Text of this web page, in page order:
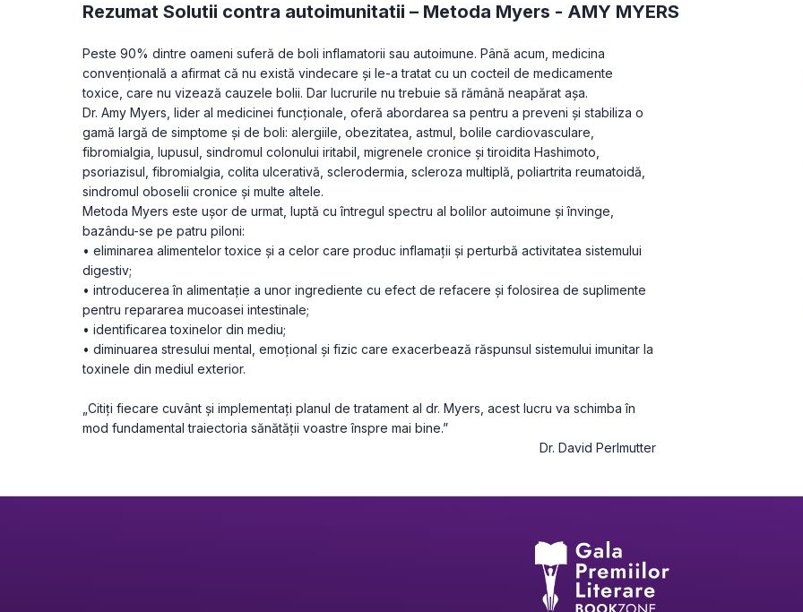
Rezumat Solutii contra autoimunitatii – Metoda Myers - AMY MYERS
Peste 90% dintre oameni suferă de boli inflamatorii sau autoimune. Până acum, medicina
convenţională a afirmat că nu există vindecare şi le-a tratat cu un cocteil de medicamente
toxice, care nu vizează cauzele bolii. Dar lucrurile nu trebuie să rămână neapărat aşa.
Dr. Amy Myers, lider al medicinei funcţionale, oferă abordarea sa pentru a preveni şi stabiliza o
gamă largă de simptome şi de boli: alergiile, obezitatea, astmul, bolile cardiovasculare,
fibromialgia, lupusul, sindromul colonului iritabil, migrenele cronice şi tiroidita Hashimoto,
psoriazisul, fibromialgia, colita ulcerativă, sclerodermia, scleroza multiplă, poliartrita reumatoidă,
sindromul oboselii cronice şi multe altele.
Metoda Myers este uşor de urmat, luptă cu întregul spectru al bolilor autoimune şi învinge,
bazându-se pe patru piloni:
• eliminarea alimentelor toxice şi a celor care produc inflamaţii şi perturbă activitatea sistemului
digestiv;
• introducerea în alimentaţie a unor ingrediente cu efect de refacere şi folosirea de suplimente
pentru repararea mucoasei intestinale;
• identificarea toxinelor din mediu;
• diminuarea stresului mental, emoţional şi fizic care exacerbează răspunsul sistemului imunitar la
toxinele din mediul exterior.
„Citiţi fiecare cuvânt şi implementaţi planul de tratament al dr. Myers, acest lucru va schimba în
mod fundamental traiectoria sănătăţii voastre înspre mai bine.”
Dr. David Perlmutter